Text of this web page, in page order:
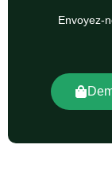
Envoyez-